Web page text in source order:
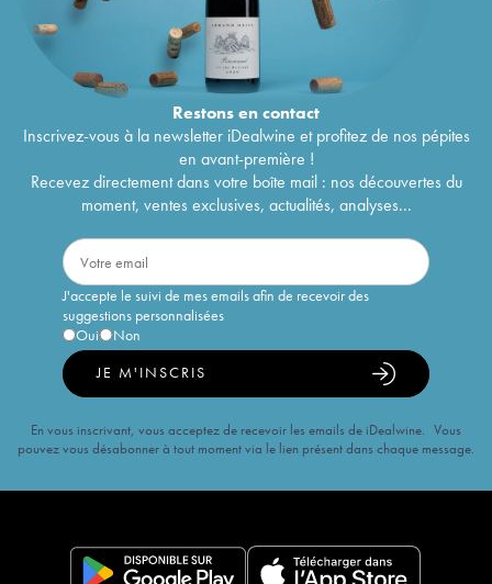
Restons encontact
Inscrivez-vous à la newsletter iDealwine et profitez de nos pépites
en avant-première !
Recevez directement dans votre boîte mail : nos découvertes du
moment, ventes exclusives, actualités, analyses...
J'accepte le suivi de mes emails afin de recevoir des
suggestions personnalisées
Oui
Non
JE M'INSCRIS
En vous inscrivant, vous acceptez de recevoir les emails de iDealwine. Vous
pouvez vous désabonner à tout moment via le lien présent dans chaque message.